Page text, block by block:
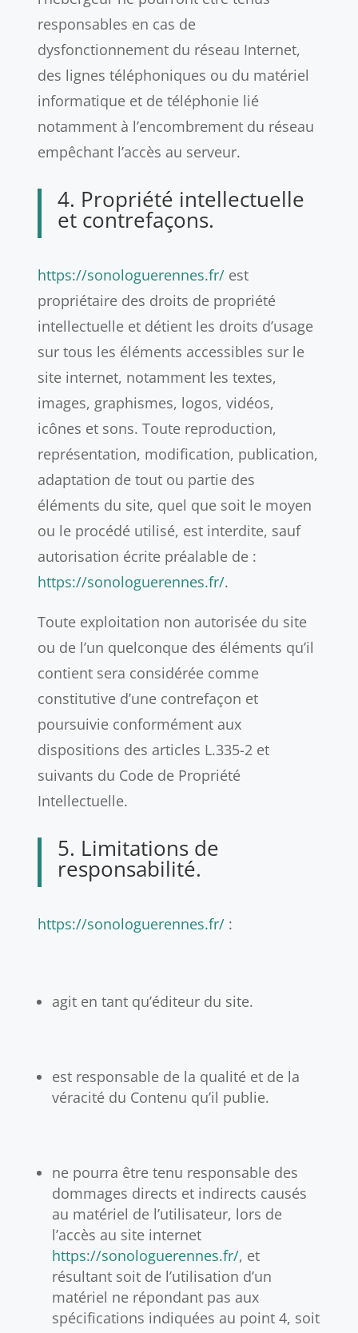
responsables en cas de
dysfonctionnement du réseau Internet,
des lignes téléphoniques ou du matériel
informatique et de téléphonie lié
notamment à l’encombrement du réseau
empêchant l’accès au serveur.
4. Propriété intellectuelle
et contrefaçons.
https://sonologuerennes.fr/ est
propriétaire des droits de propriété
intellectuelle et détient les droits d’usage
sur tous les éléments accessibles sur le
site internet, notamment les textes,
images, graphismes, logos, vidéos,
icônes et sons. Toute reproduction,
représentation, modification, publication,
adaptation de tout ou partie des
éléments du site, quel que soit le moyen
ou le procédé utilisé, est interdite, sauf
autorisation écrite préalable de :
https://sonologuerennes.fr/.
Toute exploitation non autorisée du site
ou de l’un quelconque des éléments qu’il
contient sera considérée comme
constitutive d’une contrefaçon et
poursuivie conformément aux
dispositions des articles L.335-2 et
suivants du Code de Propriété
Intellectuelle.
5. Limitations de
responsabilité.
https://sonologuerennes.fr/ :
agit en tant qu’éditeur du site.
est responsable de la qualité et de la
véracité du Contenu qu’il publie.
ne pourra être tenu responsable des
dommages directs et indirects causés
au matériel de l’utilisateur, lors de
l’accès au site internet
https://sonologuerennes.fr/, et
résultant soit de l’utilisation d’un
matériel ne répondant pas aux
spécifications indiquées au point 4, soit